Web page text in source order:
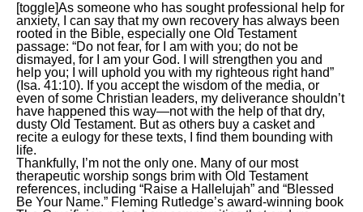
[toggle]As someone who has sought professional help for
anxiety, I can say that my own recovery has always been
rooted in the Bible, especially one Old Testament
passage: “Do not fear, for I am with you; do not be
dismayed, for I am your God. I will strengthen you and
help you; I will uphold you with my righteous right hand”
(Isa. 41:10). If you accept the wisdom of the media, or
even of some Christian leaders, my deliverance shouldn’t
have happened this way—not with the help of that dry,
dusty Old Testament. But as others buy a casket and
recite a eulogy for these texts, I find them bounding with
life.
Thankfully, I’m not the only one. Many of our most
therapeutic worship songs brim with Old Testament
references, including “Raise a Hallelujah” and “Blessed
Be Your Name.” Fleming Rutledge’s award-winning book